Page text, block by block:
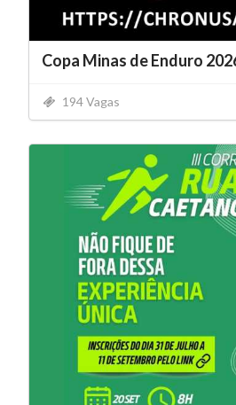
Copa Minas de Enduro
194 Vagas